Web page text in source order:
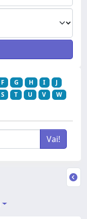
F G H I
J
S T U V
W